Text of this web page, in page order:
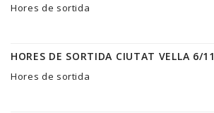
Hores de sortida
HORES DE SORTIDA CIUTAT VELLA 6/11
Hores de sortida